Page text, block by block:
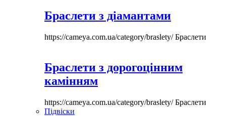
Браслети з діамантами
https://cameya.com.ua/category/braslety/Браслети
Браслети з дорогоцінним
камінням
https://cameya.com.ua/category/braslety/Браслети
Підвіски